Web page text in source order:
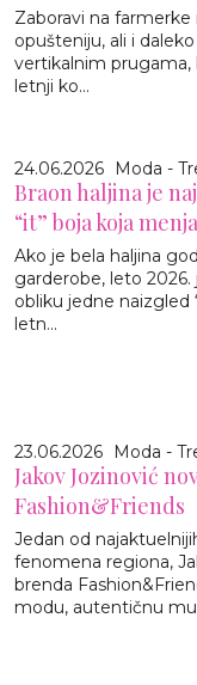
Zaboravi na
opušteniju, ali i
vertikalnim prugama,
letnji ko...
24.06.2026 Moda -
Braon haljina je
“it” boja koja
Ako je bela haljina
garderobe, leto
obliku jedne naizgled
letn...
23.06.2026 Moda -
Jakov Jozinović
Fashion&Friends
Jedan od
fenomena regiona,
brenda
modu, autentičnu